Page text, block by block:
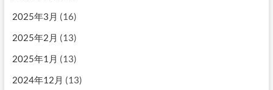
2025年3月 (16)
2025年2月 (13)
2025年1月 (13)
2024年12月 (13)